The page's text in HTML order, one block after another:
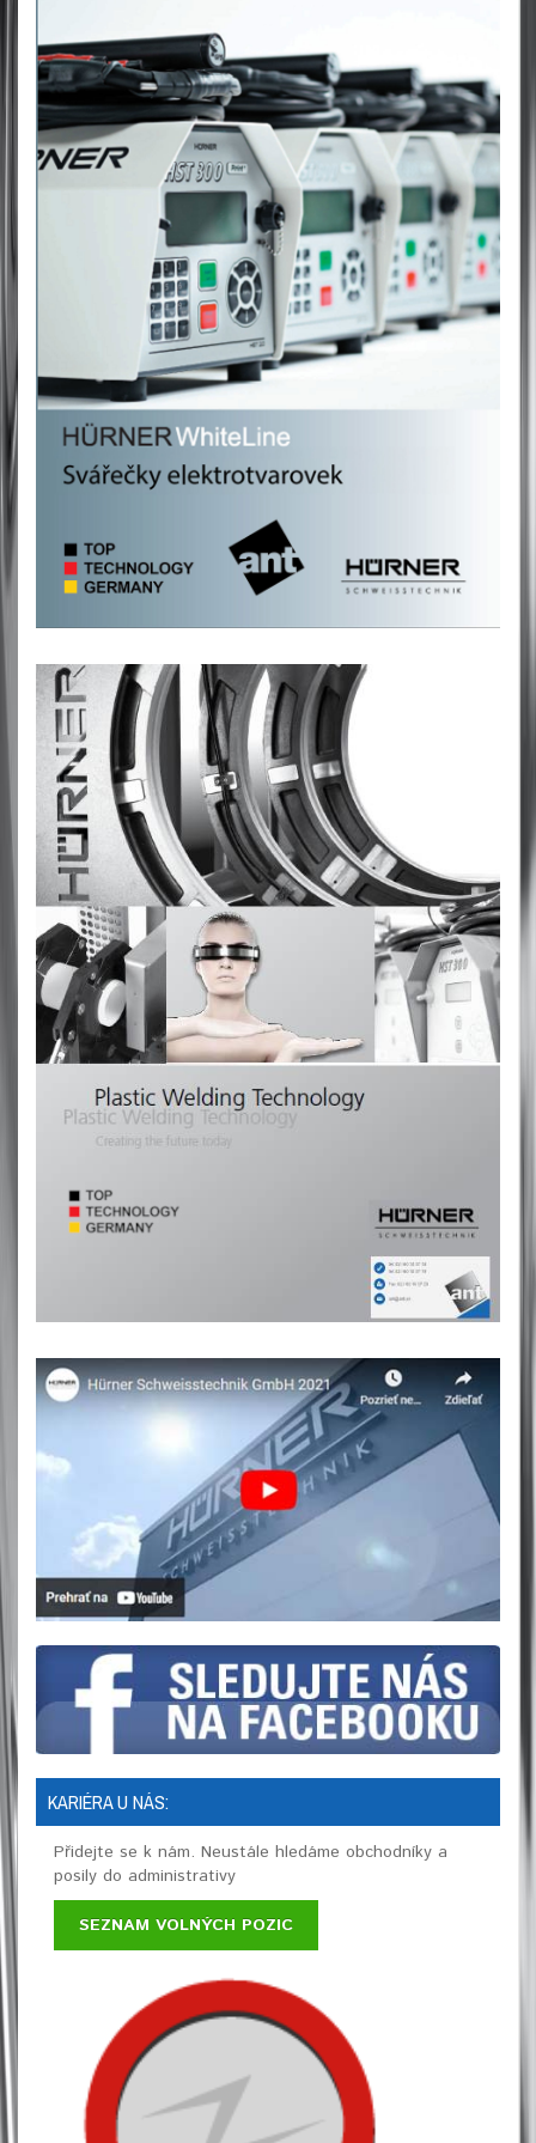
KARIÉRA U NÁS:
Přidejte se k nám. Neustále hledáme obchodníky a
posily do administrativy
SEZNAM VOLNÝCH POZIC